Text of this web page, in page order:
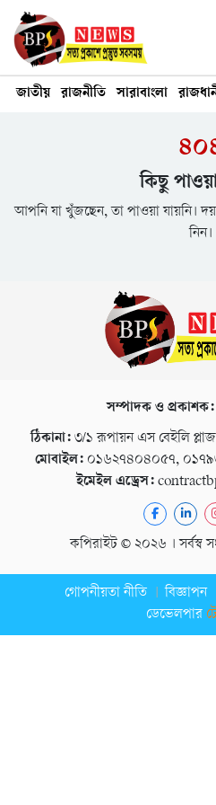
জাতীয় রাজনীতি সারাবাংলা
কিছু
আপনি যা খুঁজছেন, তা পাওয়া যায়নি।
নিন।
সম্পাদক ও প্রকাশক:
ঠিকানা: ৩/১ রূপায়ন এস বেইলি
মোবাইল: ০১৬২৭৪০৪০৫৭,
ইমেইল এড্রেস:
কপিরাইট © ২০২৬ । সর্বস্ব
গোপনীয়তা নীতি বিজ্ঞাপন
ডেভেলপার